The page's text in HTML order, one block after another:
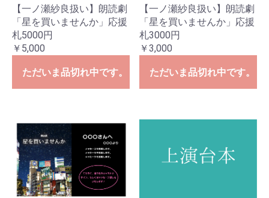
【一ノ瀬紗良扱い】朗読劇
「星を買いませんか」応援
札5000円
￥5,000
ただいま品切れ中です。
【一ノ瀬紗良扱い】朗読劇
「星を買いませんか」応援
札3000円
￥3,000
ただいま品切れ中です。